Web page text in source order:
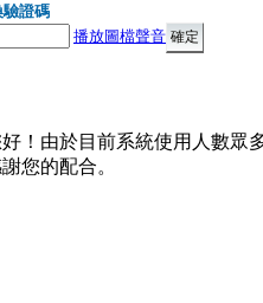
驗證碼
播放圖檔聲音
！由於目前系統使用人數眾
您的配合。